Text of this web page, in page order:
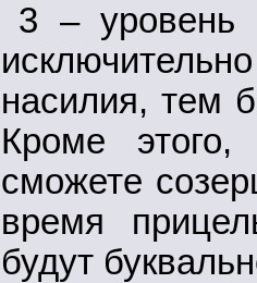
3 – уровень
насилия, тем
Кроме
сможете
время
будут